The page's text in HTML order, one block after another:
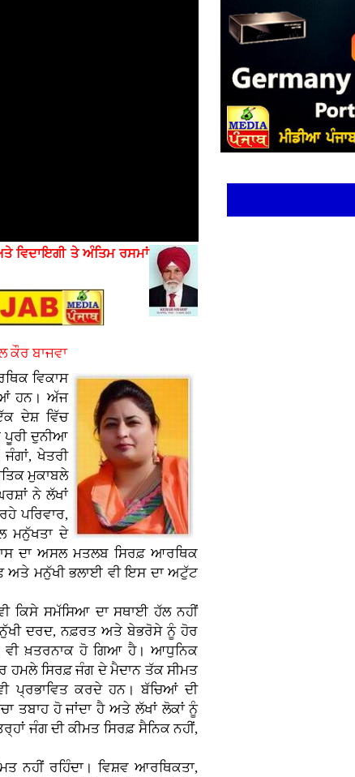
ਵਿਦਾਇਗੀ ਤੇ ਅੰਤਿਮ ਰਸਮਾਂ
ਕੌਰ ਬਾਜਵਾ
ਵਿਕਾਸ
ਹਨ। ਅੱਜ
ਦੇਸ਼ ਵਿੱਚ
ਪੂਰੀ ਦੁਨੀਆ
ਖੇਤਰੀ
ਮੁਕਾਬਲੇ
ਨੇ ਲੱਖਾਂ
ਪਰਿਵਾਰ,
ਮਨੁੱਖਤਾ ਦੇ
ਦਾ ਅਸਲ ਮਤਲਬ ਸਿਰਫ਼ ਆਰਥਿਕ
ਅਤੇ ਮਨੁੱਖੀ ਭਲਾਈ ਵੀ ਇਸ ਦਾ ਅਟੁੱਟ
ਕਿਸੇ ਸਮੱਸਿਆ ਦਾ ਸਥਾਈ ਹੱਲ ਨਹੀਂ
ਦਰਦ, ਨਫ਼ਰਤ ਅਤੇ ਬੇਭਰੋਸੇ ਨੂੰ ਹੋਰ
ਵੀ ਖ਼ਤਰਨਾਕ ਹੋ ਗਿਆ ਹੈ। ਆਧੁਨਿਕ
ਸਿਰਫ਼ ਜੰਗ ਦੇ ਮੈਦਾਨ ਤੱਕ ਸੀਮਤ
ਪ੍ਰਭਾਵਿਤ ਕਰਦੇ ਹਨ। ਬੱਚਿਆਂ ਦੀ
ਤਬਾਹ ਹੋ ਜਾਂਦਾ ਹੈ ਅਤੇ ਲੱਖਾਂ ਲੋਕਾਂ ਨੂੰ
ਜੰਗ ਦੀ ਕੀਮਤ ਸਿਰਫ਼ ਸੈਨਿਕ ਨਹੀਂ,
ਨਹੀਂ ਰਹਿੰਦਾ। ਵਿਸ਼ਵ ਆਰਥਿਕਤਾ,